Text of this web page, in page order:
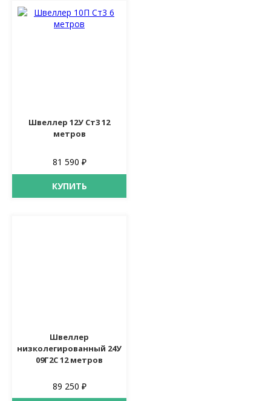
Швеллер 12У Ст3 12
метров
81 590 ₽
КУПИТЬ
Швеллер
низколегированный 24У
09Г2С 12 метров
89 250 ₽